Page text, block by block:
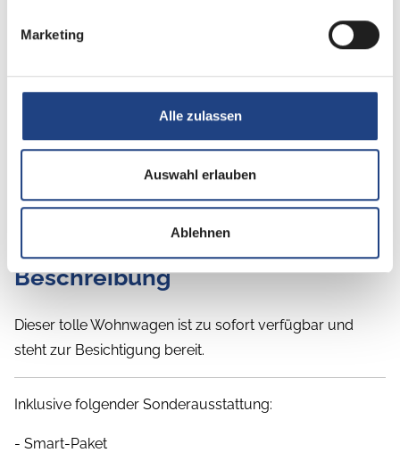
Marketing
Alle zulassen
Auswahl erlauben
Ablehnen
Beschreibung
Dieser tolle Wohnwagen ist zu sofort verfügbar und
steht zur Besichtigung bereit.
Inklusive folgender Sonderausstattung:
- Smart-Paket